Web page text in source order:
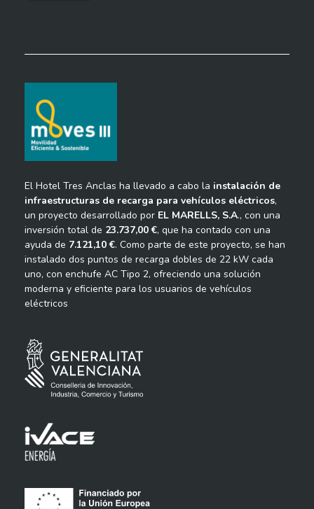
El Hotel Tres Anclas ha llevado a cabo la instalación de
infraestructuras de recarga para vehículos eléctricos,
un proyecto desarrollado por EL MARELLS, S.A., con una
inversión total de 23.737,00 €, que ha contado con una
ayuda de 7.121,10 €. Como parte de este proyecto, se han
instalado dos puntos de recarga dobles de 22 kW cada
uno, con enchufe AC Tipo 2, ofreciendo una solución
moderna y eficiente para los usuarios de vehículos
eléctricos